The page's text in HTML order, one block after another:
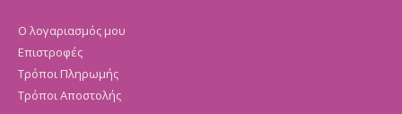
Ο λογαριασμός μου
Επιστροφές
Τρόποι Πληρωμής
Τρόποι Αποστολής